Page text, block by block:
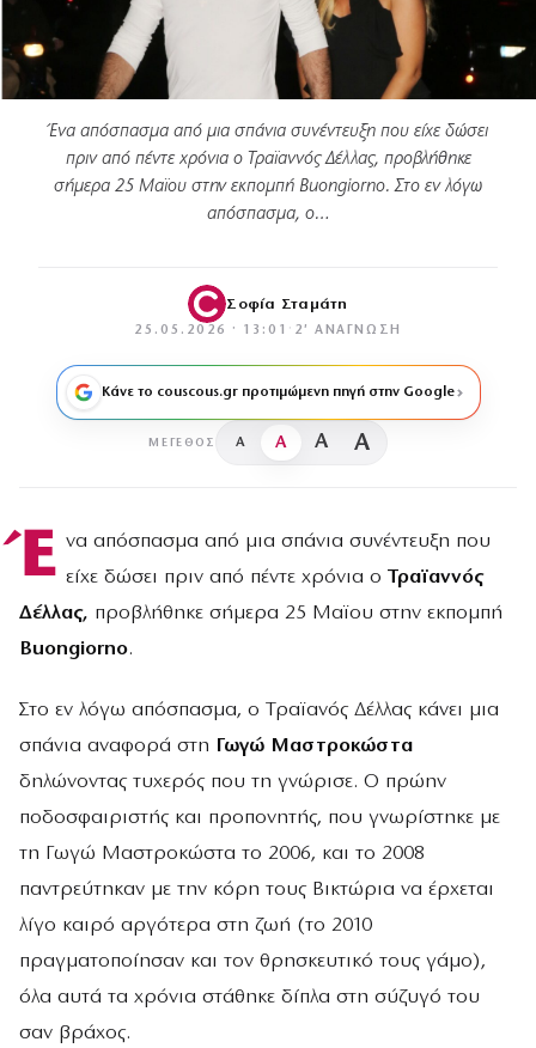
Ένα απόσπασμα από μια σπάνια συνέντευξη που είχε δώσει
πριν από πέντε χρόνια ο Τραϊαννός Δέλλας, προβλήθηκε
σήμερα 25 Μαϊου στην εκπομπή Buongiorno. Στο εν λόγω
απόσπασμα, ο…
Σοφία Σταμάτη
25.05.2026 · 13:01 · 2′ ΑΝΆΓΝΩΣΗ
Κάνε το couscous.gr προτιμώμενη πηγή στην Google
ΜΈΓΕΘΟΣ A A A A
Έ να απόσπασμα από μια σπάνια συνέντευξη που
είχε δώσει πριν από πέντε χρόνια ο Τραϊαννός
Δέλλας, προβλήθηκε σήμερα 25 Μαϊου στην εκπομπή
Buongiorno.
Στο εν λόγω απόσπασμα, ο Τραϊανός Δέλλας κάνει μια
σπάνια αναφορά στη Γωγώ Μαστροκώστα
δηλώνοντας τυχερός που τη γνώρισε. Ο πρώην
ποδοσφαιριστής και προπονητής, που γνωρίστηκε με
τη Γωγώ Μαστροκώστα το 2006, και το 2008
παντρεύτηκαν με την κόρη τους Βικτώρια να έρχεται
λίγο καιρό αργότερα στη ζωή (το 2010
πραγματοποίησαν και τον θρησκευτικό τους γάμο),
όλα αυτά τα χρόνια στάθηκε δίπλα στη σύζυγό του
σαν βράχος.